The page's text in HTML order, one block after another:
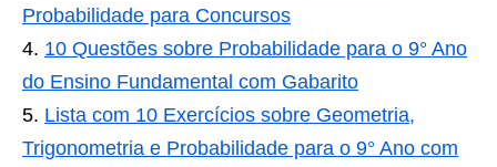
Probabilidade para Concursos
10 Questões sobre Probabilidade para o 9° Ano
do Ensino Fundamental com Gabarito
Lista com 10 Exercícios sobre Geometria,
Trigonometria e Probabilidade para o 9° Ano com